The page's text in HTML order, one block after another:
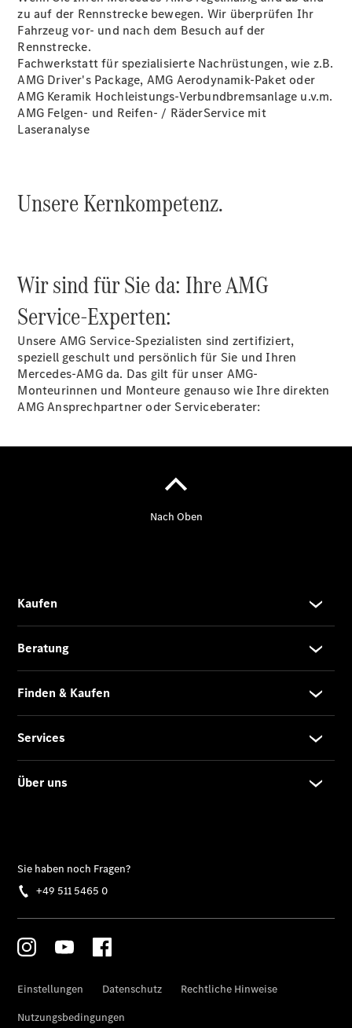
Gewerbekunden
Kurzfristig
Angebote
Taxi
V-Klasse
V-Klasse
Marco Polo
CLA mit EQ-
Der neue
CLA
EQE
Limousine -
elektrisch
EQS
C-Klasse
elektrisch
GLA
elektrisch
zu auf der Rennstrecke bewegen. Wir überprüfen Ihr
Fahrzeug vor- und nach dem Besuch auf der
Rennstrecke.
Fachwerkstatt für spezialisierte Nachrüstungen, wie z.B.
AMG Driver's Package, AMG Aerodynamik-Paket oder
AMG Keramik Hochleistungs-Verbundbremsanlage u.v.m.
AMG Felgen- und Reifen- / RäderService mit
Laseranalyse
Unsere Kernkompetenz.
Wir sind für Sie da: Ihre AMG
Service-Experten:
Unsere AMG Service-Spezialisten sind zertifiziert,
speziell geschult und persönlich für Sie und Ihren
Mercedes-AMG da. Das gilt für unser AMG-
Monteurinnen und Monteure genauso wie Ihre direkten
AMG Ansprechpartner oder Serviceberater: